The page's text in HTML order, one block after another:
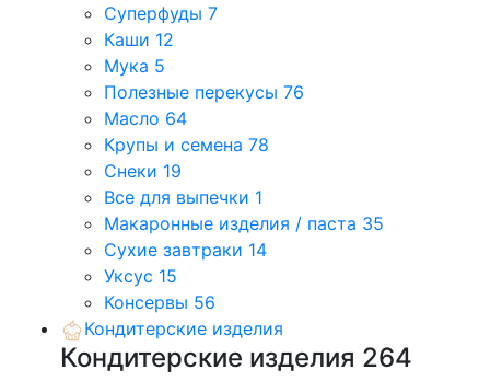
Суперфуды 7
Каши 12
Мука 5
Полезные перекусы 76
Масло 64
Крупы и семена 78
Снеки 19
Все для выпечки 1
Макаронные изделия / паста 35
Сухие завтраки 14
Уксус 15
Консервы 56
Кондитерские изделия
Кондитерские изделия 264